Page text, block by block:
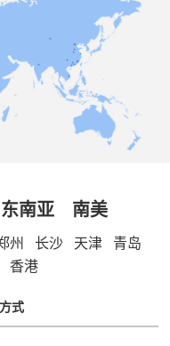
东南亚 南美
州 长沙 天津 青岛
香港
式